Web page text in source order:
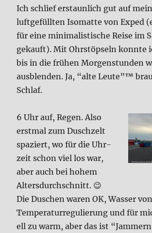
Ich schlief erstaun­lich gut auf
luft­ge­füll­ten Iso­mat­te von Exped
für eine mini­ma­li­sti­sche Rei­se im
gekauft). Mit Ohr­stöp­seln konn­te
bis in die frü­hen Mor­gen­stun­den
aus­blen­den. Ja, “alte Leu­te”™
Schlaf.
6 Uhr auf, Regen. Also
erst­mal zum Dusch­zelt
spa­ziert, wo für die Uhr­
zeit schon viel los war,
aber auch bei hohem
Alters­durch­schnitt. 😉
Die Duschen waren OK, Was­ser
Tem­pe­ra­tur­re­gu­lie­rung und für
ell zu warm, aber das ist